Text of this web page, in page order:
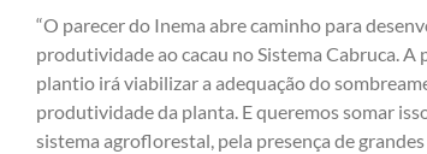
“O parecer do Inema abre caminho para
produtividade ao cacau no Sistema Cabruca.
plantio irá viabilizar a adequação do
produtividade da planta. E queremos somar
sistema agroflorestal, pela presença de